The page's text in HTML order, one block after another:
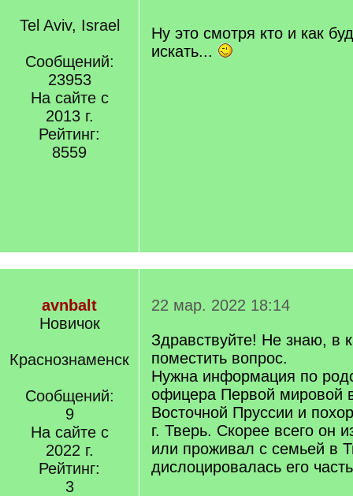
Tel Aviv, Israel
Сообщений:
23953
На сайте с
2013 г.
Рейтинг:
8559
Ну это смотря кто и как
искать...
avnbalt
Новичок
Краснознаменск
Сообщений:
9
На сайте с
2022 г.
Рейтинг:
3
22 мар. 2022 18:14
Здравствуйте! Не знаю, в
поместить вопрос.
Нужна информация по
офицера Первой мировой
Восточной Пруссии и
г. Тверь. Скорее всего он
или проживал с семьей в
дислоцировалась его